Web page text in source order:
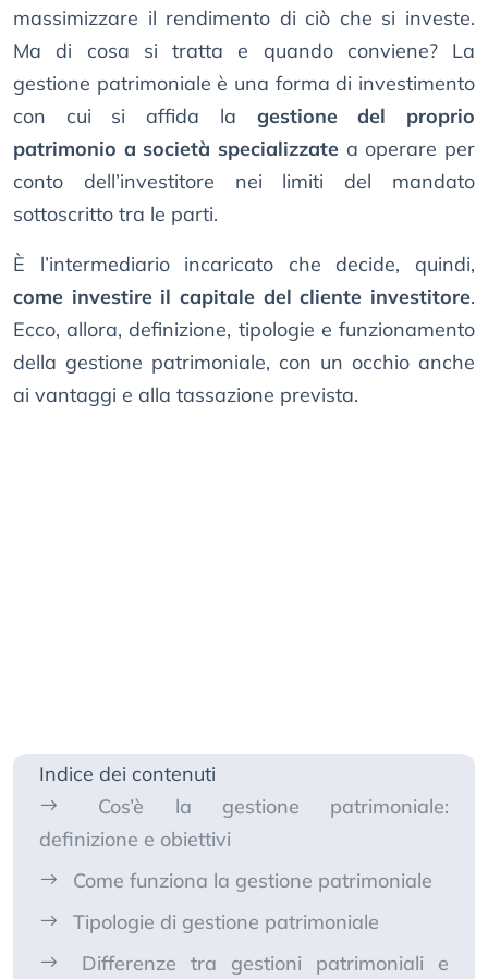
massimizzare il rendimento di ciò che si investe.
Ma di cosa si tratta e quando conviene? La
gestione patrimoniale è una forma di investimento
con cui si affida la gestione del proprio
patrimonio a società specializzate a operare per
conto dell’investitore nei limiti del mandato
sottoscritto tra le parti.
È l’intermediario incaricato che decide, quindi,
come investire il capitale del cliente investitore.
Ecco, allora, definizione, tipologie e funzionamento
della gestione patrimoniale, con un occhio anche
ai vantaggi e alla tassazione prevista.
Indice dei contenuti
Cos’è la gestione patrimoniale:
definizione e obiettivi
Come funziona la gestione patrimoniale
Tipologie di gestione patrimoniale
Differenze tra gestioni patrimoniali e